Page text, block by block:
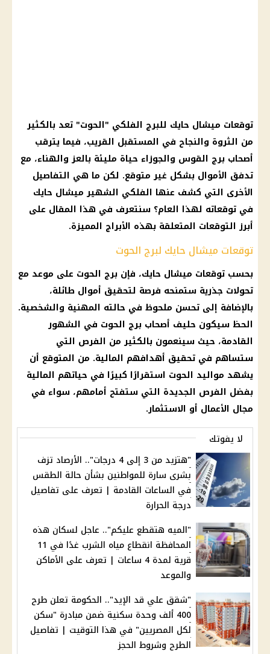
توقعات ميشال حايك للبرج الفلكي "الحوت" تعد بالكثير
من الثروة والنجاح في المستقبل القريب، فيما يترقب
أصحاب برج القوس والجوزاء حياة مليئة بالعز والهناء، مع
تدفق الأموال بشكل غير متوقع. لكن ما هي التفاصيل
الأخرى التي كشف عنها الفلكي الشهير ميشال حايك
في توقعاته لهذا العام؟ سنتعرف في هذا المقال على
أبرزالتوقعات المتعلقة بهذه الأبراج المميزة.
توقعات ميشال حايك لبرج الحوت
بحسب توقعات ميشال حايك، فإن برج الحوت على موعد مع
تحولات جذرية ستمنحه فرصة لتحقيق أموال طائلة،
بالإضافة إلى تحسن ملحوظ في حالته المهنية والشخصية.
الحظ سيكون حليف أصحاب برج الحوت في الشهور
القادمة، حيث سينعمون بالكثير من الفرص التي
ستساهم في تحقيق أهدافهم المالية. من المتوقع أن
يشهد مواليد الحوت استقرارًا كبيرًا في حياتهم المالية
بفضل الفرص الجديدة التي ستفتح أمامهم، سواء في
مجال الأعمال أو الاستثمار.
لا يفوتك
"هتزيد من 3 إلى 4 درجات".. الأرصاد تزف
بشرى سارة للمواطنين بشأن حالة الطقس
في الساعات القادمة | تعرف على تفاصيل
درجة الحرارة
"الميه هتقطع عليكم".. عاجل لسكان هذه
المحافظة انقطاع مياه الشرب غدًا في 11
قرية لمدة 4 ساعات | تعرف على الأماكن
والموعد
"شقق علي قد الإيد".. الحكومة تعلن طرح
400 ألف وحدة سكنية ضمن مبادرة "سكن
لكل المصريين" في هذا التوقيت | تفاصيل
الطرح وشروط الحجز